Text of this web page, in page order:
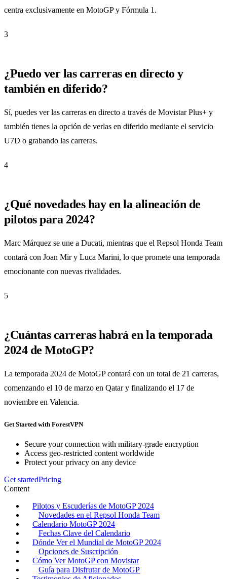
centra exclusivamente en MotoGP y Fórmula 1.
3
¿Puedo ver las carreras en directo y
también en diferido?
Sí, puedes ver las carreras en directo a través de Movistar Plus+ y
también tienes la opción de verlas en diferido mediante el servicio
U7D o grabando las carreras.
4
¿Qué novedades hay en la alineación de
pilotos para 2024?
Marc Márquez se une a Ducati, mientras que el Repsol Honda Team
contará con Joan Mir y Luca Marini, lo que promete una temporada
emocionante con nuevas rivalidades.
5
¿Cuántas carreras habrá en la temporada
2024 de MotoGP?
La temporada 2024 de MotoGP contará con un total de 21 carreras,
comenzando el 10 de marzo en Qatar y finalizando el 17 de
noviembre en Valencia.
Get Started with ForestVPN
Secure your connection with military-grade encryption
Access geo-restricted content worldwide
Protect your privacy on any device
Get startedPricing
Content
Pilotos y Escuderías de MotoGP 2024
Novedades en el Repsol Honda Team
Calendario MotoGP 2024
Fechas Clave del Calendario
Dónde Ver el Mundial de MotoGP 2024
Opciones de Suscripción
Cómo Ver MotoGP con Movistar
Guía para Disfrutar de MotoGP